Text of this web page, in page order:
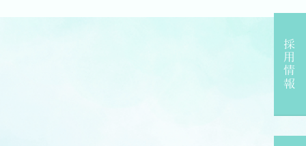
採用情報